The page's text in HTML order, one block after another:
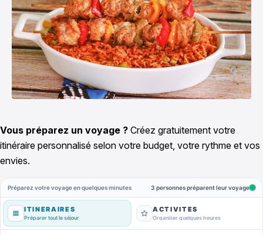
Vous préparez un voyage ? Créez gratuitement votre
itinéraire personnalisé selon votre budget, votre rythme et vos
envies.